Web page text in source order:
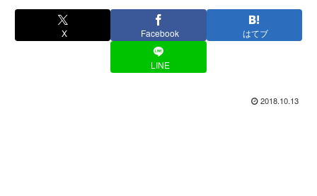
X Facebook はてブ
LINE
2018.10.13